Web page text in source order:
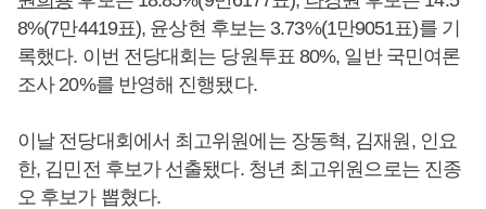
8%(7만4419표), 윤상현 후보는 3.73%(1만9051표)를 기
록했다. 이번 전당대회는 당원투표 80%, 일반 국민여론
조사 20%를 반영해 진행됐다.
이날 전당대회에서 최고위원에는 장동혁, 김재원, 인요
한, 김민전 후보가 선출됐다. 청년 최고위원으로는 진종
오 후보가 뽑혔다.